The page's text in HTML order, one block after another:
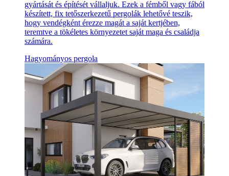
gyártását és építését vállaljuk. Ezek a fémből vagy fából
készített, fix tetőszerkezetű pergolák lehetővé teszik,
hogy vendégként érezze magát a saját kertjében,
teremtve a tökéletes környezetet saját maga és családja
számára.
Hagyományos pergola